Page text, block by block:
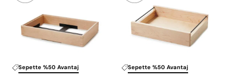
Sepette %50 Avantaj
Soğutma
İstasyonu
Ahşap
55,5x35
Sepette %50 Avantaj
Scene
Soğutma
İstasyon
Ahşap
32,5x26,5